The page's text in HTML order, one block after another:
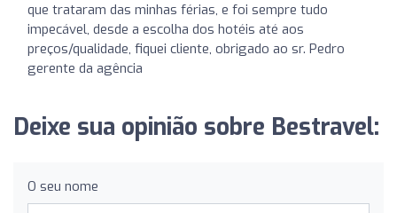
que trataram das minhas férias, e foi sempre tudo
impecável, desde a escolha dos hotéis até aos
preços/qualidade, fiquei cliente, obrigado ao sr. Pedro
gerente da agência
Deixe sua opinião sobre Bestravel:
O seu nome